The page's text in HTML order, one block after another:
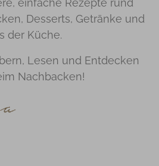
Desserts, Getränke und
der Küche.
Lesen und Entdecken
Nachbacken!